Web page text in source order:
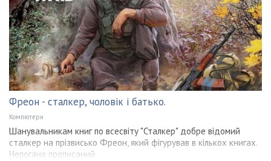
Фреон - сталкер, чоловік і батько.
Компютери
Шанувальникам книг по всесвіту "Сталкер" добре відомий
сталкер на прізвисько Фреон, який фігурував в кількох книгах.
Непогано прописаний